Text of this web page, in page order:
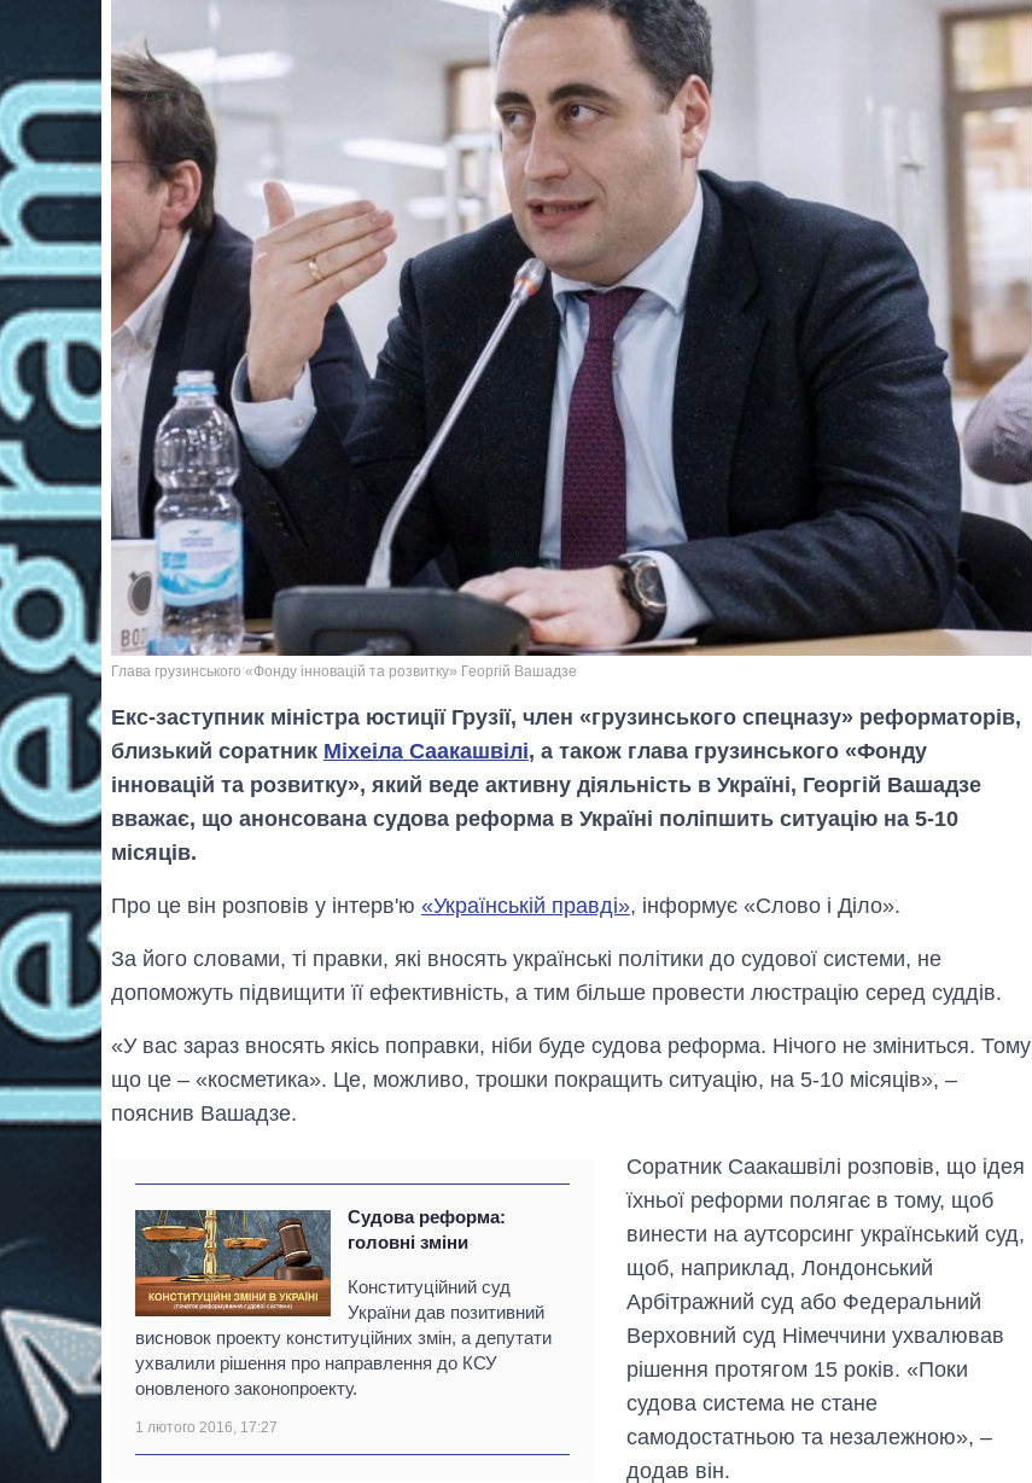
Глава грузинського «Фонду інновацій та розвитку» Георгій Вашадзе
Екс-заступник міністра юстиції Грузії, член «грузинського спецназу» реформаторів,
близький соратник Міхеіла Саакашвілі, а також глава грузинського «Фонду
інновацій та розвитку», який веде активну діяльність в Україні, Георгій Вашадзе
вважає, що анонсована судова реформа в Україні поліпшить ситуацію на 5-10
місяців.
Про це він розповів у інтерв'ю «Українській правді», інформує «Слово і Діло».
За його словами, ті правки, які вносять українські політики до судової системи, не
допоможуть підвищити її ефективність, а тим більше провести люстрацію серед суддів.
«У вас зараз вносять якісь поправки, ніби буде судова реформа. Нічого не зміниться. Тому
що це – «косметика». Це, можливо, трошки покращить ситуацію, на 5-10 місяців», –
пояснив Вашадзе.
Судова реформа:
головні зміни
Конституційний суд
України дав позитивний
висновок проекту конституційних змін, а депутати
ухвалили рішення про направлення до КСУ
оновленого законопроекту.
1 лютого 2016, 17:27
Соратник Саакашвілі розповів, що ідея
їхньої реформи полягає в тому, щоб
винести на аутсорсинг український суд,
щоб, наприклад, Лондонський
Арбітражний суд або Федеральний
Верховний суд Німеччини ухвалював
рішення протягом 15 років. «Поки
судова система не стане
самодостатньою та незалежною», –
додав він.
чипи за останні
прогнозують на
2027-й